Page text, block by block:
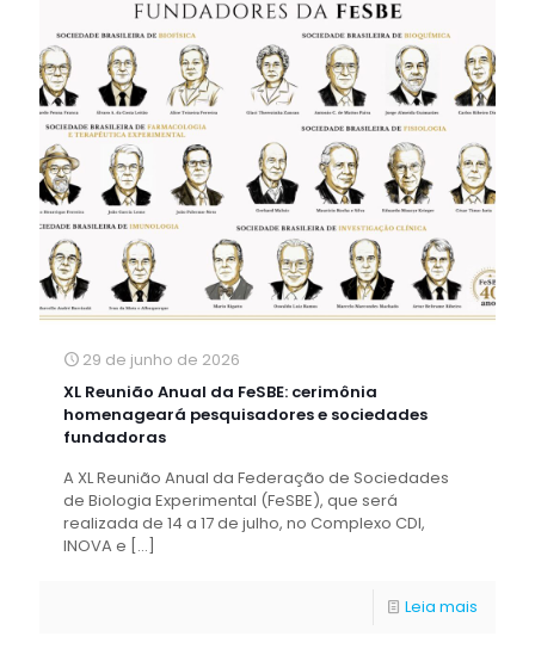
29 de junho de 2026
XL Reunião Anual da FeSBE: cerimônia
homenageará pesquisadores e sociedades
fundadoras
A XL Reunião Anual da Federação de Sociedades
de Biologia Experimental (FeSBE), que será
realizada de 14 a 17 de julho, no Complexo CDI,
INOVA e […]
Leia mais